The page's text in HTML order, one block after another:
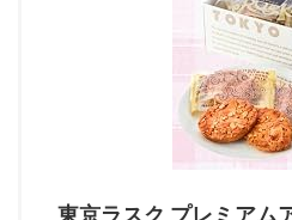
東京ラスク プレミアム